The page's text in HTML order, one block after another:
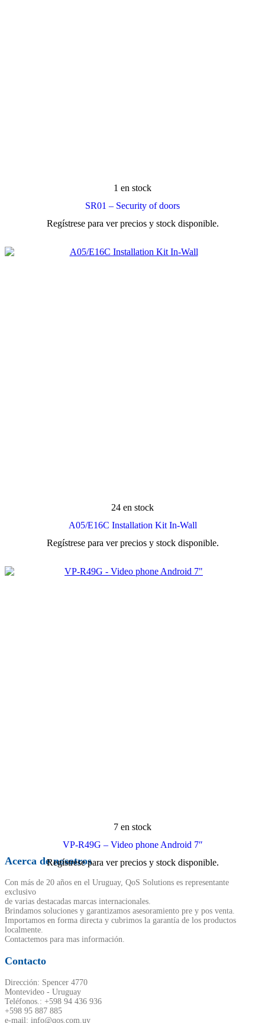
1 en stock
SR01 – Security of doors
Regístrese para ver precios y stock disponible.
24 en stock
A05/E16C Installation Kit In-Wall
Regístrese para ver precios y stock disponible.
7 en stock
VP-R49G – Video phone Android 7″
Regístrese para ver precios y stock disponible.
Acerca de nosotros
Con más de 20 años en el Uruguay, QoS Solutions es representante
exclusivo
de varias destacadas marcas internacionales.
Brindamos soluciones y garantizamos asesoramiento pre y pos venta.
Importamos en forma directa y cubrimos la garantía de los productos
localmente.
Contactemos para mas información.
Contacto
Dirección: Spencer 4770
Montevideo - Uruguay
Teléfonos.: +598 94 436 936
+598 95 887 885
e-mail: info@qos.com.uy